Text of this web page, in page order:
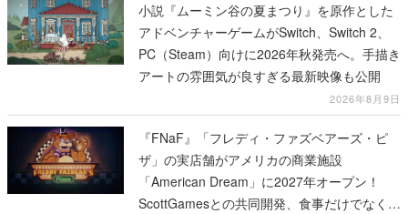
小説『ムーミン谷の夏まつり』を原作とした
アドベンチャーゲームがSwitch、Switch 2、
PC（Steam）向けに2026年秋発売へ。手描き
アートの雰囲気が良すぎる最新映像も公開
2026年8月9日
『FNaF』「フレディ・ファズベアーズ・ピ
ザ」の実店舗がアメリカの商業施設
「American Dream」に2027年オープン！
ScottGamesとの共同開発、食事だけでなくス